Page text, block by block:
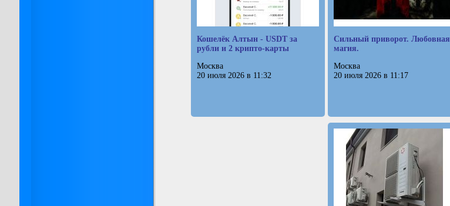
Кошелёк Алтын - USDT за
рубли и 2 крипто-карты
Москва
20 июля 2026 в 11:32
Сильный приворот. Любовная
магия.
Москва
20 июля 2026 в 11:17